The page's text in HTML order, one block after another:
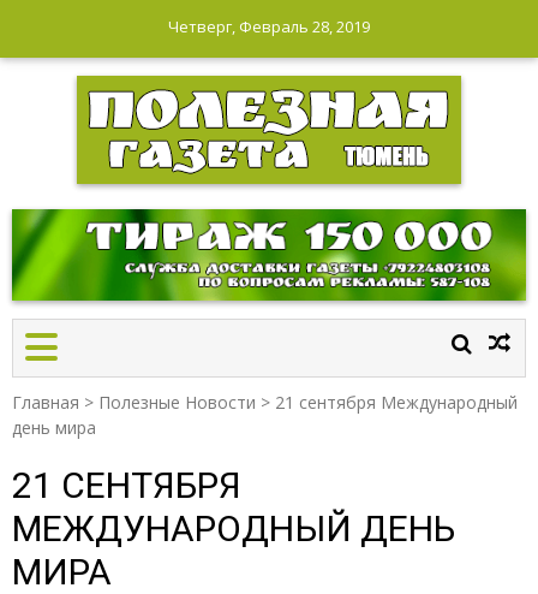
Четверг, Февраль 28, 2019
ПОЛЕЗНАЯ ГАЗЕТА
Главная > Полезные Новости > 21 сентября Международный
день мира
21 СЕНТЯБРЯ
МЕЖДУНАРОДНЫЙ ДЕНЬ
МИРА